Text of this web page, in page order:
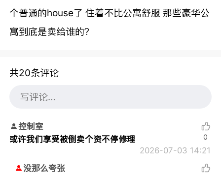
个普通的house了 住着不比公寓舒服 那些豪华公
寓到底是卖给谁的？
共20条评论
控制室
或许我们享受被倒卖个资不停修理
2026-07-03 14:21
0
没那么夸张